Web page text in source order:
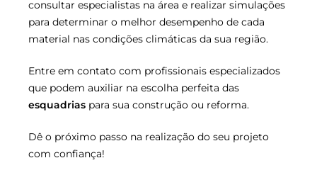
consultar especialistas na área e realizar simulações
para determinar o melhor desempenho de cada
material nas condições climáticas da sua região.
Entre em contato com profissionais especializados
que podem auxiliar na escolha perfeita das
esquadrias para sua construção ou reforma.
Dê o próximo passo na realização do seu projeto
com confiança!